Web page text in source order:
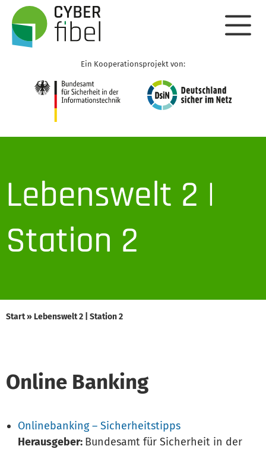
Ein Kooperationsprojekt von:
Lebenswelt 2 |
Station 2
Start» Lebenswelt 2 | Station 2
Online Banking
Onlinebanking – Sicherheitstipps
Herausgeber: Bundesamt für Sicherheit in der